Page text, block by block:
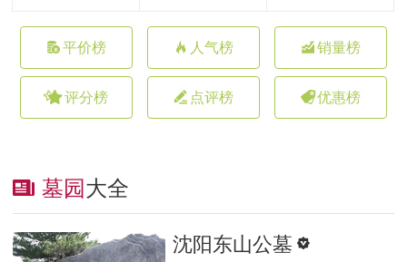
平价榜 人气榜 销量榜
评分榜 点评榜 优惠榜
墓园大全
沈阳东山公墓